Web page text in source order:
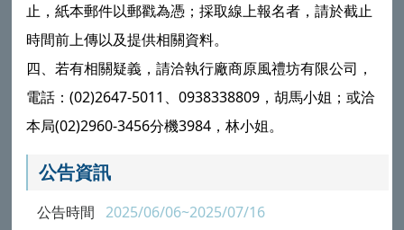
止，紙本郵件以郵戳為憑；採取線上報名者，請於截止
時間前上傳以及提供相關資料。
四、若有相關疑義，請洽執行廠商原風禮坊有限公司，
電話：(02)2647-5011、0938338809，胡馬小姐；或洽
本局(02)2960-3456分機3984，林小姐。
公告資訊
公告時間 2025/06/06~2025/07/16